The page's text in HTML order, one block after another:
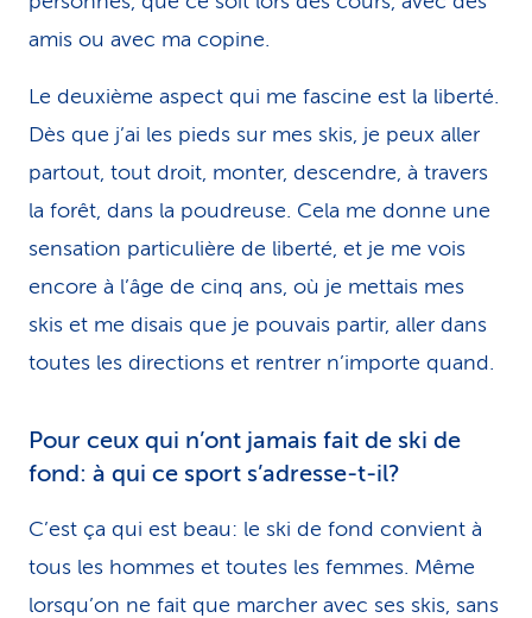
amis ou avec ma copine.
Le deuxième aspect qui me fascine est la liberté.
Dès que j’ai les pieds sur mes skis, je peux aller
partout, tout droit, monter, descendre, à travers
la forêt, dans la poudreuse. Cela me donne une
sensation particulière de liberté, et je me vois
encore à l’âge de cinq ans, où je mettais mes
skis et me disais que je pouvais partir, aller dans
toutes les directions et rentrer n’importe quand.
Pour ceux qui n’ont jamais fait de ski de
fond: à qui ce sport s’adresse-t-il?
C’est ça qui est beau: le ski de fond convient à
tous les hommes et toutes les femmes. Même
lorsqu’on ne fait que marcher avec ses skis, sans